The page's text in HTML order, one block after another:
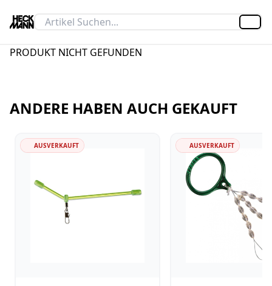
PRODUKT NICHT GEFUNDEN
ANDERE HABEN AUCH GEKAUFT
AUSVERKAUFT AUSVERKAUFT